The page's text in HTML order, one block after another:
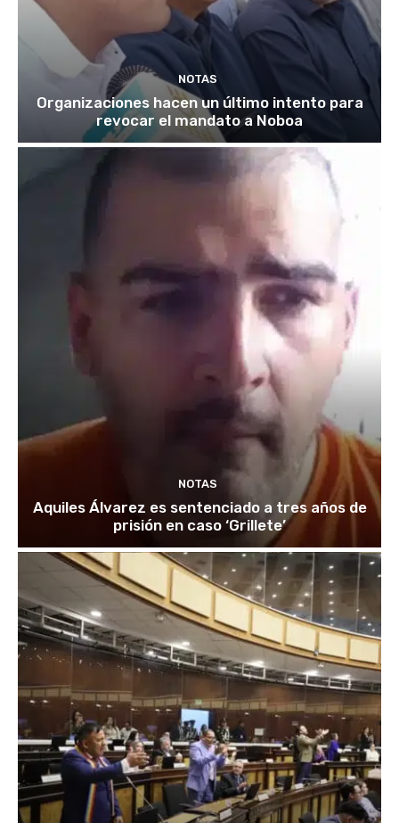
NOTAS
Organizaciones hacen un último intento para
revocar el mandato a Noboa
NOTAS
Aquiles Álvarez es sentenciado a tres años de
prisión en caso ‘Grillete’